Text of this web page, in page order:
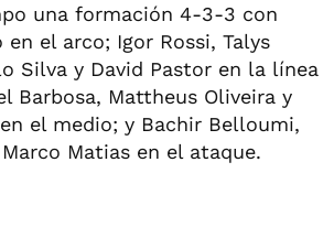
una formación 4-3-3 con
en el arco; Igor Rossi, Talys
Silva y David Pastor en la línea
Barbosa, Mattheus Oliveira y
el medio; y Bachir Belloumi,
Matias en el ataque.